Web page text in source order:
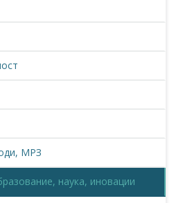
МРЗ
наука, иновации